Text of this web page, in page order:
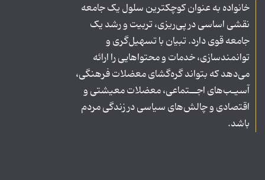
خانواده به عنوان کوچکترین سلول یک جامعه
نقشی اساسی در پی‌ریزی، تربیت و رشد یک
جامعه قوی دارد. تبیان با تسهیل‌گری و
توانمندسازی، خدمات و محتواهایی را ارائه
می‌دهد که بتواند گره‌گشای معضلات فرهنگی،
آسیـب‌های اجــتماعی، معضلات معیشتی و
اقتصادی و چالش‌های سیاسی در زندگی مردم
باشد.